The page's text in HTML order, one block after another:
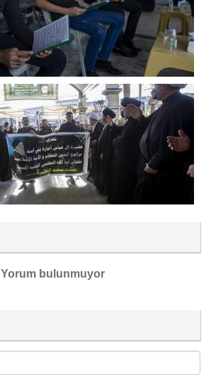
Yorum bulunmuyor